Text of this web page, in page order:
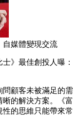
自媒體變現交流
》最佳創投人曝：
問顧客未被滿足的需
的解決方案。《富
的思維只能帶來常